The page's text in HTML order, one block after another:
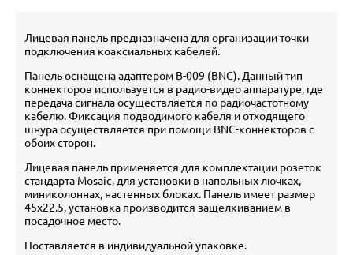
Лицевая панель предназначена для организации точки
подключения коаксиальных кабелей.
Панель оснащена адаптером B-009 (BNC). Данный тип
коннекторов используется в радио-видео аппаратуре, где
передача сигнала осуществляется по радиочастотному
кабелю. Фиксация подводимого кабеля и отходящего
шнура осуществляется при помощи BNC-коннекторов с
обоих сторон.
Лицевая панель применяется для комплектации розеток
стандарта Mosaic, для установки в напольных лючках,
миниколоннах, настенных блоках. Панель имеет размер
45x22.5, установка производится защелкиванием в
посадочное место.
Поставляется в индивидуальной упаковке.